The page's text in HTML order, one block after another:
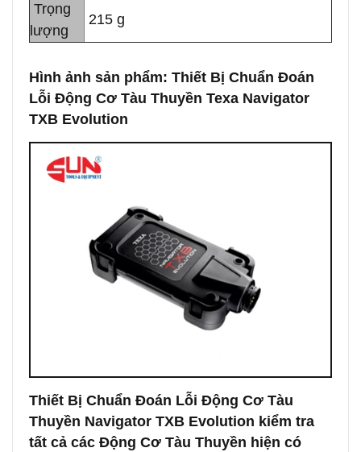
Trọng
lượng
215 g
Hình ảnh sản phẩm: Thiết Bị Chuẩn Đoán
Lỗi Động Cơ Tàu Thuyền Texa Navigator
TXB Evolution
Thiết Bị Chuẩn Đoán Lỗi Động Cơ Tàu
Thuyền Navigator TXB Evolution kiểm tra
tất cả các Động Cơ Tàu Thuyền hiện có